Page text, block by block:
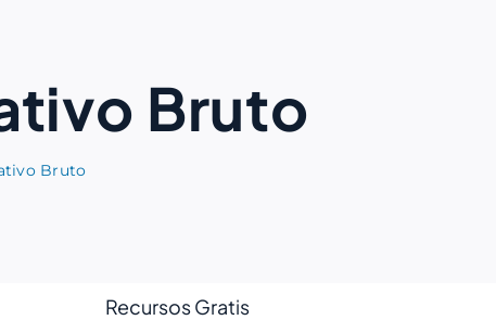
Bruto
Bruto
Recursos Gratis